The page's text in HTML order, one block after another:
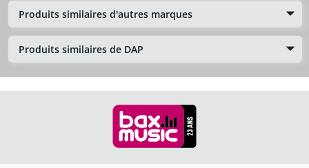
Produits similaires d'autres marques
Produits similaires de DAP